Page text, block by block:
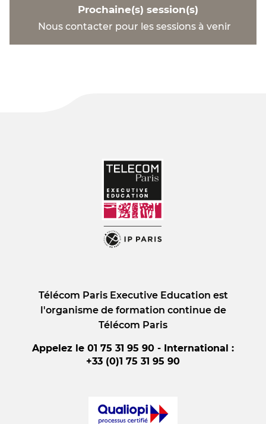
Prochaine(s) session(s)
Nous contacter pour les sessions à venir
Télécom Paris Executive Education est
l'organisme de formation continue de
Télécom Paris
Appelez le 01 75 31 95 90 - International :
+33 (0)1 75 31 95 90